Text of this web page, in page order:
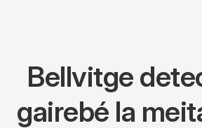
Bellvitge
gairebé la